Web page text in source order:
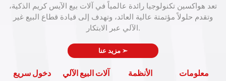
تعد هواكسين تكنولوجيا رائدة عالمياً في آلات بيع الآيس كريم الذكية،
وتقدم حلولاً مؤتمتة عالية العائد، وتهدف إلى قيادة قطاع البيع غير
الآلي عبر الابتكار.
➣
دخول سريع آلات البيع الآلي الأنظمة معلومات